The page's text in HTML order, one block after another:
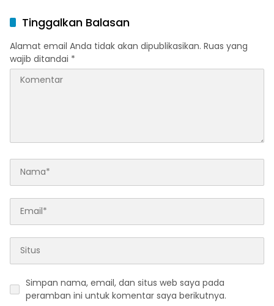
Tinggalkan Balasan
Alamat email Anda tidak akan dipublikasikan. Ruas yang
wajib ditandai *
Simpan nama, email, dan situs web saya pada
peramban ini untuk komentar saya berikutnya.